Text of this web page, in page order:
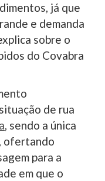
já que
e demanda
sobre o
do Covabra
de rua
, sendo a única
ofertando
para a
em que o